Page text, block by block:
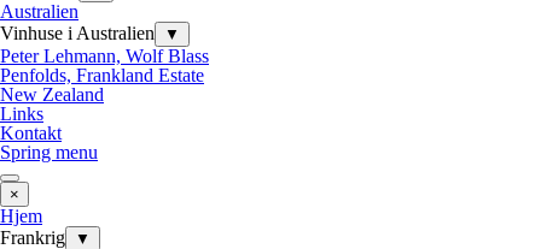
Australien
Vinhuse i Australien
▼
Peter Lehmann, Wolf Blass
Penfolds, Frankland Estate
New Zealand
Links
Kontakt
Spring menu
×
Hjem
Frankrig
▼